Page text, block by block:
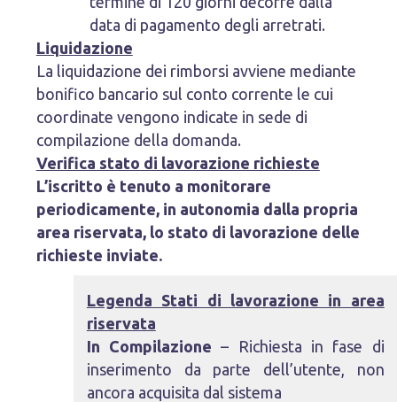
data di pagamento degli arretrati.
Liquidazione
La liquidazione dei rimborsi avviene mediante
bonifico bancario sul conto corrente le cui
coordinate vengono indicate in sede di
compilazione della domanda.
Verifica stato di lavorazione richieste
L’iscritto è tenuto a monitorare
periodicamente, in autonomia dalla propria
area riservata, lo stato di lavorazione delle
richieste inviate.
Legenda Stati di lavorazione in area
riservata
In Compilazione – Richiesta in fase di
inserimento da parte dell’utente, non
ancora acquisita dal sistema